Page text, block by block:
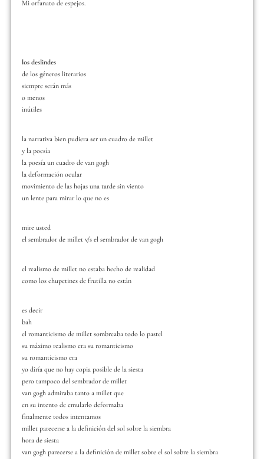
Mi orfanato de espejos.
los deslindes
de los géneros literarios
siempre serán más
o menos
inútiles
la narrativa bien pudiera ser un cuadro de millet
y la poesía
la poesía un cuadro de van gogh
la deformación ocular
movimiento de las hojas una tarde sin viento
un lente para mirar lo que no es
mire usted
el sembrador de millet v/s el sembrador de van gogh
el realismo de millet no estaba hecho de realidad
como los chupetines de frutilla no están
es decir
bah
el romanticismo de millet sombreaba todo lo pastel
su máximo realismo era su romanticismo
su romanticismo era
yo diría que no hay copia posible de la siesta
pero tampoco del sembrador de millet
van gogh admiraba tanto a millet que
en su intento de emularlo deformaba
finalmente todos intentamos
millet parecerse a la definición del sol sobre la siembra
hora de siesta
van gogh parecerse a la definición de millet sobre el sol sobre la siembra